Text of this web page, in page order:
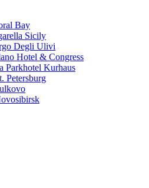
Bay
Sicily
Degli Ulivi
Hotel & Congress
Parkhotel Kurhaus
Petersburg